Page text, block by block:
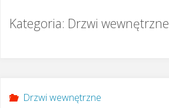
Kategoria: Drzwi wewnętrzne
Drzwi wewnętrzne